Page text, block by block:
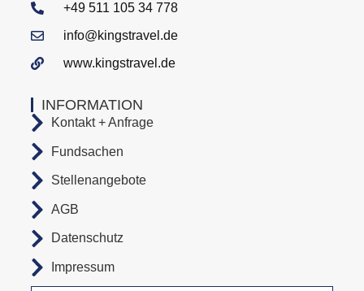
INFORMATION
Kontakt + Anfrage
Fundsachen
Stellenangebote
AGB
Datenschutz
Impressum
+49 511 105 34 778
info@kingstravel.de
www.kingstravel.de